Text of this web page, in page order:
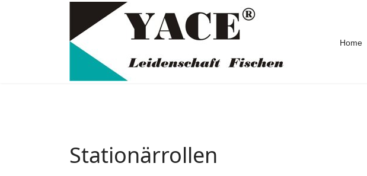
Home
Stationärrollen